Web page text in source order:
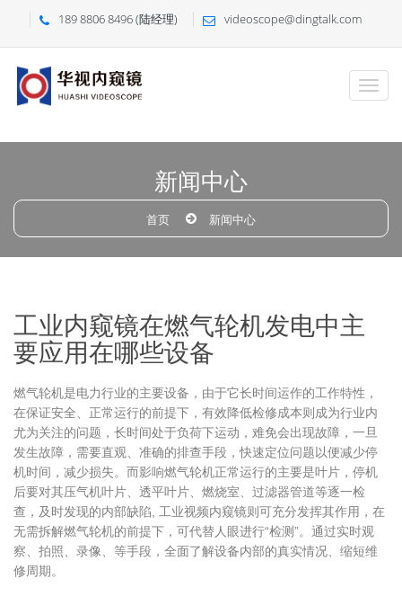
189 8806 8496 (陆经理) videoscope@dingtalk.com
新闻中心
首页 新闻中心
工业内窥镜在燃气轮机发电中主
要应用在哪些设备
燃气轮机是电力行业的主要设备，由于它长时间运作的工作特性，
在保证安全、正常运行的前提下，有效降低检修成本则成为行业内
尤为关注的问题，长时间处于负荷下运动，难免会出现故障，一旦
发生故障，需要直观、准确的排查手段，快速定位问题以便减少停
机时间，减少损失。而影响燃气轮机正常运行的主要是叶片，停机
后要对其压气机叶片、透平叶片、燃烧室、过滤器管道等逐一检
查，及时发现的内部缺陷, 工业视频内窥镜则可充分发挥其作用，在
无需拆解燃气轮机的前提下，可代替人眼进行“检测”。通过实时观
察、拍照、录像、等手段，全面了解设备内部的真实情况、缩短维
修周期。